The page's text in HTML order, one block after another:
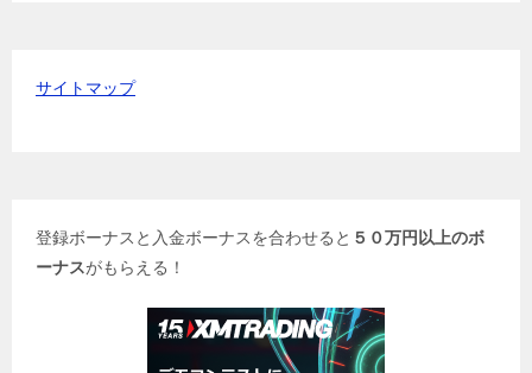
サイトマップ
登録ボーナスと入金ボーナスを合わせると ５０万円以上のボ
ーナスがもらえる！